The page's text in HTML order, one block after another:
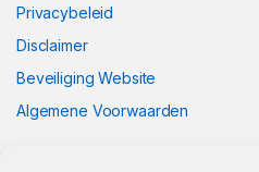
Privacybeleid
Disclaimer
Beveiliging Website
Algemene Voorwaarden